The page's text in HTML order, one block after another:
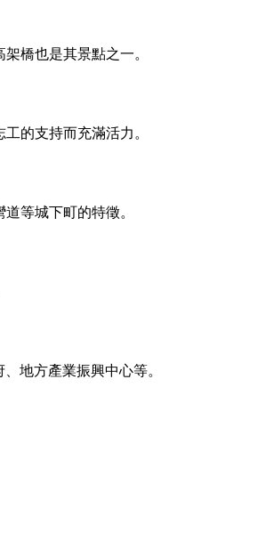
橋也是其景點之一。
的支持而充滿活力。
等城下町的特徵。
地方產業振興中心等。